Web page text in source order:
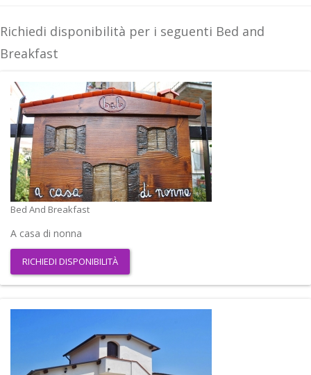
Richiedi disponibilità per i seguenti Bed and
Breakfast
Bed And Breakfast
A casa di nonna
RICHIEDI DISPONIBILITÀ